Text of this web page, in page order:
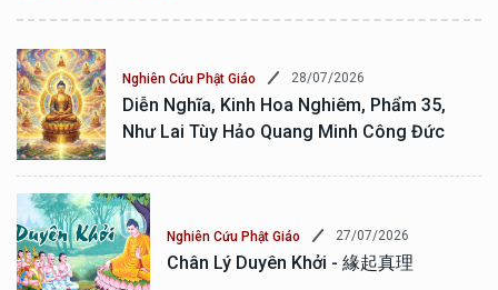
Nghiên Cứu Phật Giáo 28/07/2026
Diễn Nghĩa, Kinh Hoa Nghiêm, Phẩm 35,
Như Lai Tùy Hảo Quang Minh Công Đức
Nghiên Cứu Phật Giáo 27/07/2026
Chân Lý Duyên Khởi - 緣起真理